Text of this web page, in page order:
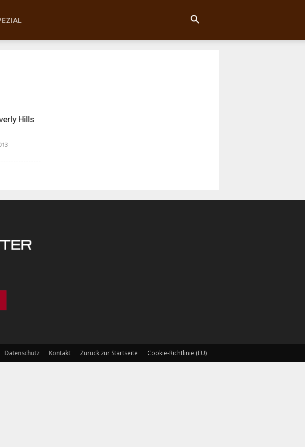
Hills
Datenschutz Kontakt Zurück zur Startseite Cookie-Richtlinie (EU)